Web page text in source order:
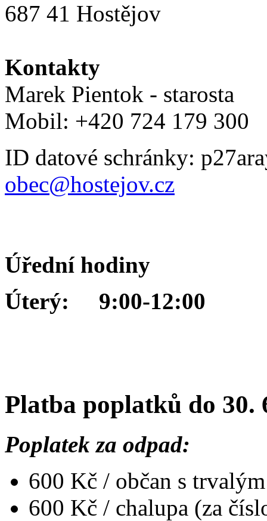
687 41 Hostějov
Kontakty
Marek Pientok - starosta
Mobil: +420 724 179 300
ID datové schránky:
obec@hostejov.cz
Úřední hodiny
Úterý: 9:00-12:00
Platba poplatků do 30.
Poplatek za odpad:
600 Kč / občan s
600 Kč / chalupa (za